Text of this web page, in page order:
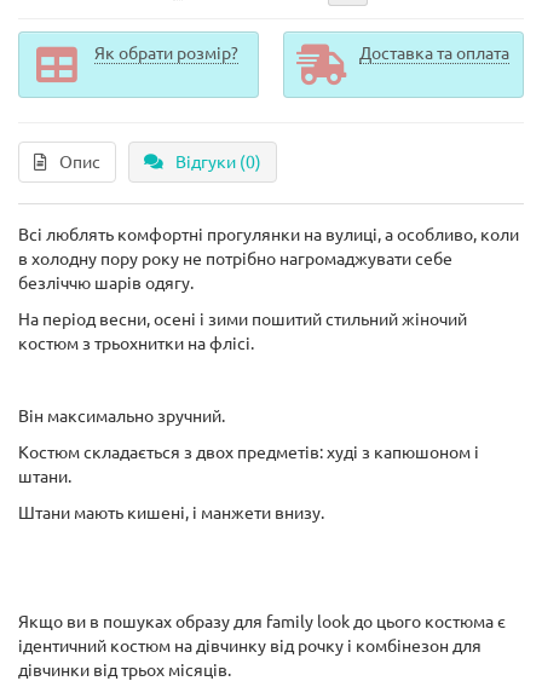
Як обрати розмір? Доставка та оплата
Опис Відгуки (0)
Всі люблять комфортні прогулянки на вулиці, а особливо, коли
в холодну пору року не потрібно нагромаджувати себе
безліччю шарів одягу.
На період весни, осені і зими пошитий стильний жіночий
костюм з трьохнитки на флісі.
Він максимально зручний.
Костюм складається з двох предметів: худі з капюшоном і
штани.
Штани мають кишені, і манжети внизу.
Якщо ви в пошуках образу для family look до цього костюма є
ідентичний костюм на дівчинку від рочку і комбінезон для
дівчинки від трьох місяців.